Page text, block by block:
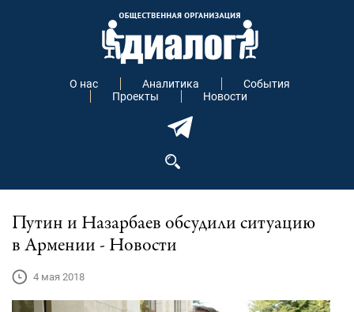
О нас Аналитика
События
Проекты
Новости
Путин и Назарбаев обсудили ситуацию
в Армении - Новости
4 мая 2018